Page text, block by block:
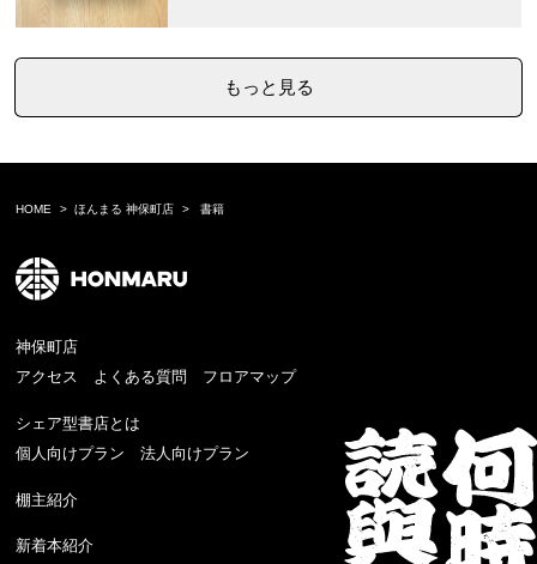
もっと見る
HOME ほんまる 神保町店 書籍
神保町店
アクセス
よくある質問 フロアマップ
シェア型書店とは
個人向けプラン
法人向けプラン
棚主紹介
新着本紹介